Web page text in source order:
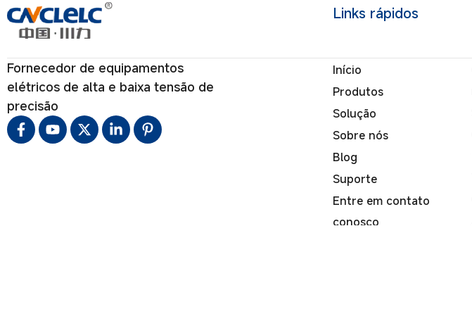
Fornecedor de equipamentos
elétricos de alta e baixa tensão de
precisão
Links rápidos
Início
Produtos
Solução
Sobre nós
Blog
Suporte
Entre em contato
conosco